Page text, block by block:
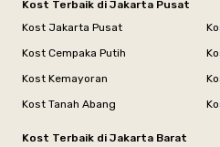
Kost Terbaik di Jakarta Pusat
Kost Jakarta Pusat
Kost Cempaka Putih
Kost Kemayoran
Kost Tanah Abang
Kost Terbaik di Jakarta Barat